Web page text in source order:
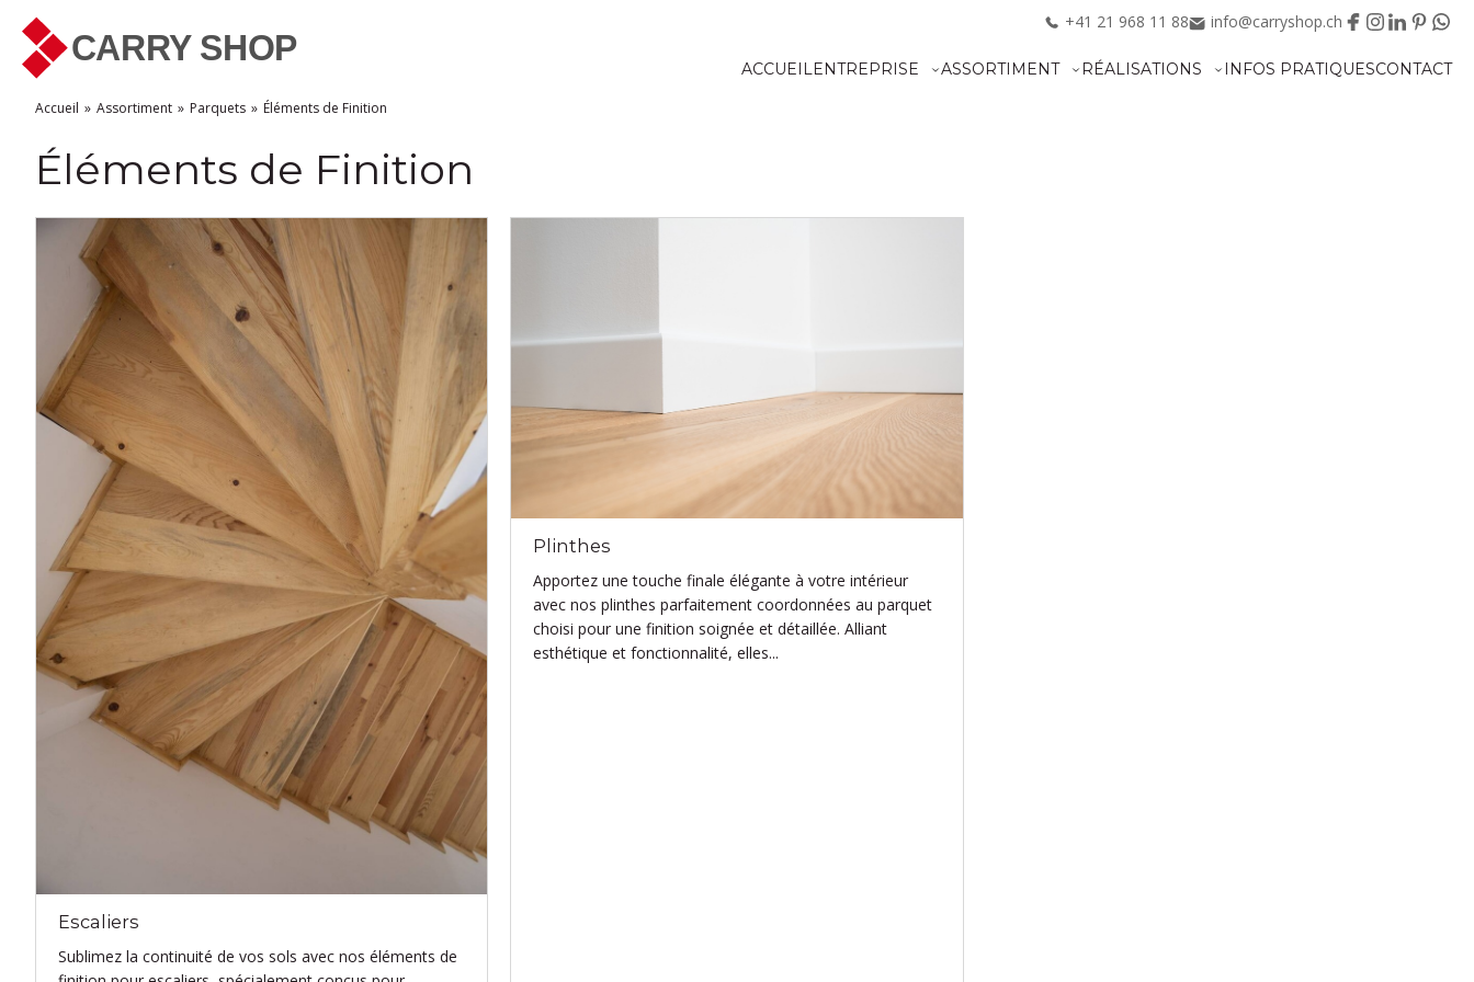
+41 21 968 11 88 info@carryshop.ch
ACCUEILENTREPRISE ASSORTIMENT RÉALISATIONS INFOS PRATIQUESCONTACT
Accueil Assortiment Parquets Éléments de Finition
Éléments de Finition
Escaliers
Sublimez la continuité de vos sols avec nos éléments de
Plinthes
Apportez une touche finale élégante à votre intérieur
avec nos plinthes parfaitement coordonnées au parquet
choisi pour une finition soignée et détaillée. Alliant
esthétique et fonctionnalité, elles...